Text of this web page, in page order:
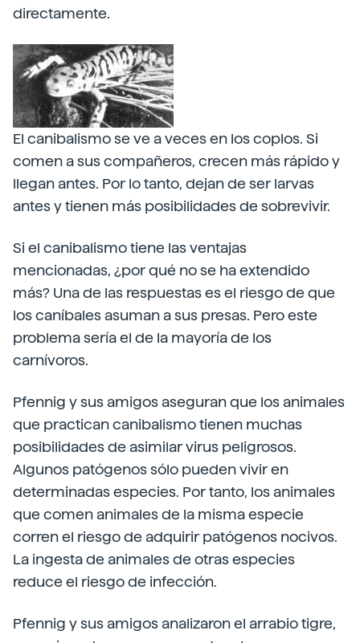
directamente.
El canibalismo se ve a veces en los coplos. Si
comen a sus compañeros, crecen más rápido y
llegan antes. Por lo tanto, dejan de ser larvas
antes y tienen más posibilidades de sobrevivir.
Si el canibalismo tiene las ventajas
mencionadas, ¿por qué no se ha extendido
más? Una de las respuestas es el riesgo de que
los caníbales asuman a sus presas. Pero este
problema sería el de la mayoría de los
carnívoros.
Pfennig y sus amigos aseguran que los animales
que practican canibalismo tienen muchas
posibilidades de asimilar virus peligrosos.
Algunos patógenos sólo pueden vivir en
determinadas especies. Por tanto, los animales
que comen animales de la misma especie
corren el riesgo de adquirir patógenos nocivos.
La ingesta de animales de otras especies
reduce el riesgo de infección.
Pfennig y sus amigos analizaron el arrabio tigre,